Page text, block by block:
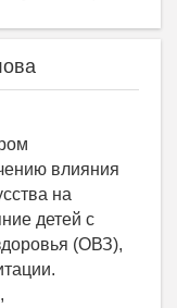
влияния
на
детей с
(ОВЗ),